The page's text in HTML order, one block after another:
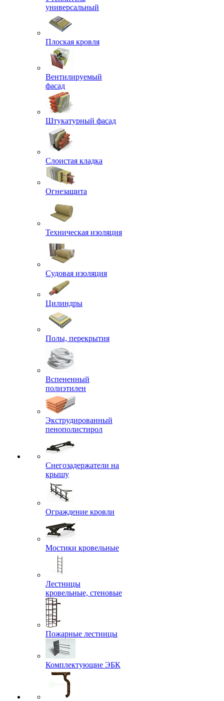
универсальный
Плоская кровля
Вентилируемый
фасад
Штукатурный фасад
Слоистая кладка
Огнезащита
Техническая изоляция
Судовая изоляция
Цилиндры
Полы, перекрытия
Вспененный
полиэтилен
Экструдированный
пенополистирол
Снегозадержатели на
крышу
Ограждение кровли
Мостики кровельные
Лестницы
кровельные, стеновые
Пожарные лестницы
Комплектующие ЭБК